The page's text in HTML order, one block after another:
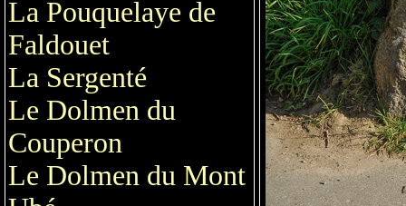
La Pouquelaye de
Faldouet
La Sergenté
Le Dolmen du
Couperon
Le Dolmen du Mont